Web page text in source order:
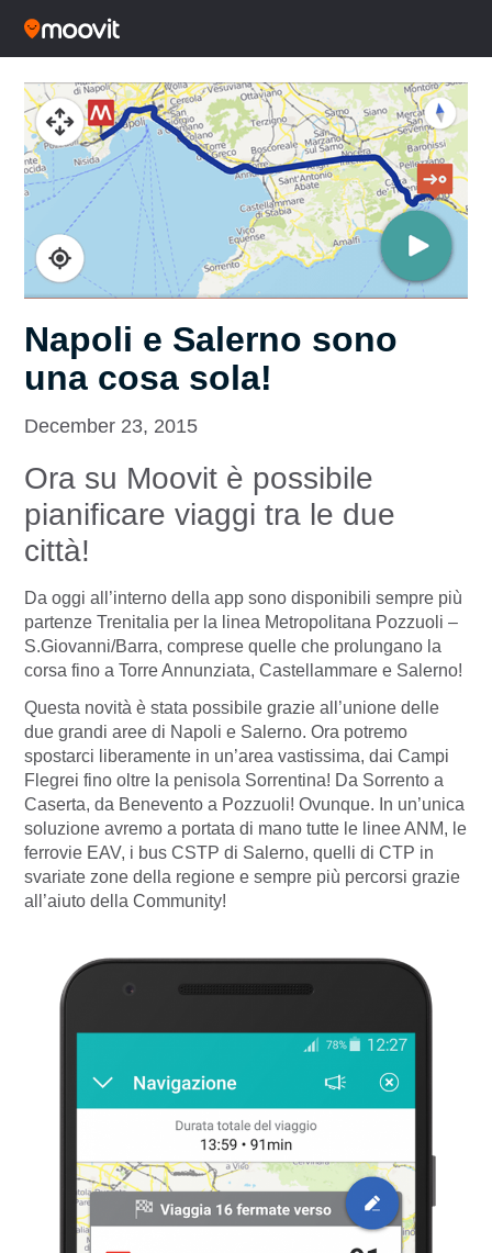
Napoli e Salerno sono
una cosa sola!
December 23, 2015
Ora su Moovit è possibile
pianificare viaggi tra le due
città!
Da oggi all’interno della app sono disponibili sempre più
partenze Trenitalia per la linea Metropolitana Pozzuoli –
S.Giovanni/Barra, comprese quelle che prolungano la
corsa fino a Torre Annunziata, Castellammare e Salerno!
Questa novità è stata possibile grazie all’unione delle
due grandi aree di Napoli e Salerno. Ora potremo
spostarci liberamente in un’area vastissima, dai Campi
Flegrei fino oltre la penisola Sorrentina! Da Sorrento a
Caserta, da Benevento a Pozzuoli! Ovunque. In un’unica
soluzione avremo a portata di mano tutte le linee ANM, le
ferrovie EAV, i bus CSTP di Salerno, quelli di CTP in
svariate zone della regione e sempre più percorsi grazie
all’aiuto della Community!